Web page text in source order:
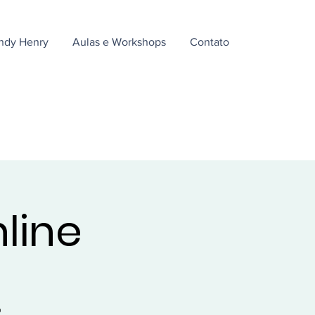
Henry Aulas e Workshops Contato